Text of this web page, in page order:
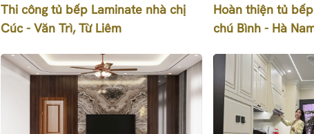
Thi công tủ bếp Laminate nhà chị
Cúc - Văn Trì, Từ Liêm
Hoàn thiện tủ
chú Bình - Hà